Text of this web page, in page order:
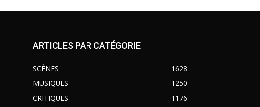
ARTICLES PAR CATÉGORIE
SCÈNES
1628
MUSIQUES
1250
CRITIQUES
1176